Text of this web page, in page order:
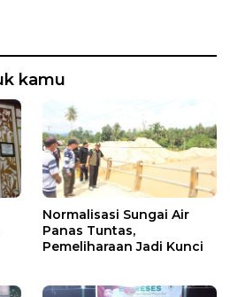
kamu
Normalisasi Sungai Air
Panas Tuntas,
Pemeliharaan Jadi Kunci